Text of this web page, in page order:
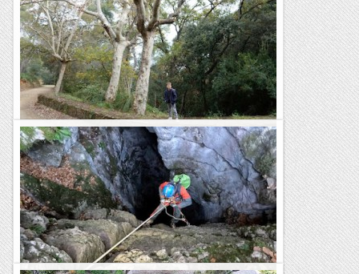
Escursió a Sant Ramon (Montbaig)
El Montbaig o cim de Sant Ramon, és una petita muntanya
de només 292 metres d'altitud, situada al costat de Sant Boi
de Llobregat. Tot i que és una muntanya...
Blog de muntanya